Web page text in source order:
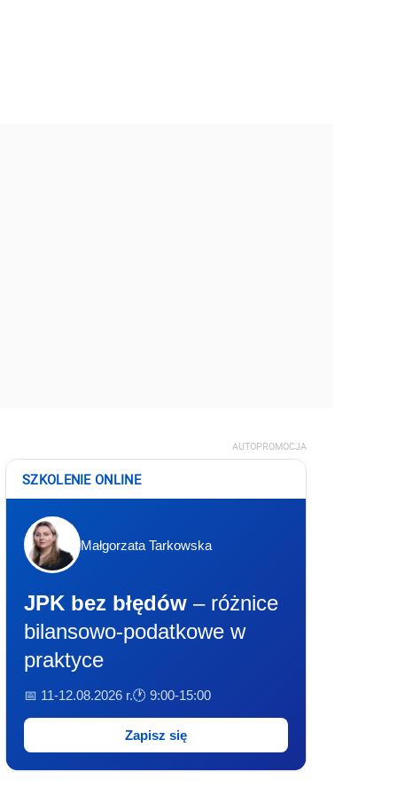
AUTOPROMOCJA
SZKOLENIE ONLINE
Małgorzata Tarkowska
JPK bez błędów – różnice
bilansowo-podatkowe w
praktyce
📅 11-12.08.2026 r.🕐 9:00-15:00
Zapisz się